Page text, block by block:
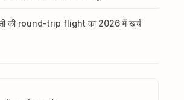
की round-trip flight का 2026 में खर्च